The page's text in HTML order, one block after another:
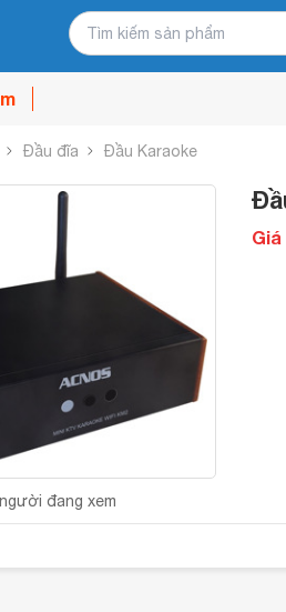
Đầu đĩa Đầu Karaoke
người đang xem
Giá